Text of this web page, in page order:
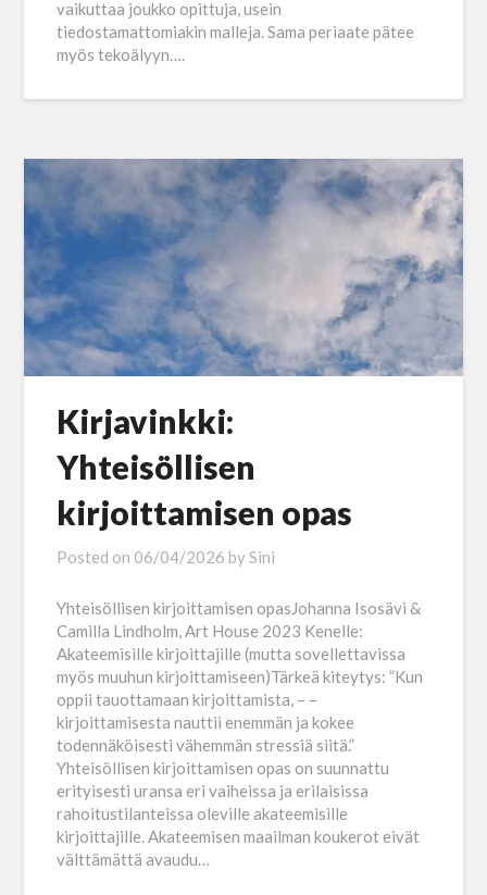
vaikuttaa joukko opittuja, usein
tiedostamattomiakin malleja. Sama periaate pätee
myös tekoälyyn….
Kirjavinkki:
Yhteisöllisen
kirjoittamisen opas
Posted on 06/04/2026 bySini
Yhteisöllisen kirjoittamisen opasJohanna Isosävi &
Camilla Lindholm, Art House 2023 Kenelle:
Akateemisille kirjoittajille (mutta sovellettavissa
myös muuhun kirjoittamiseen)Tärkeä kiteytys: ”Kun
oppii tauottamaan kirjoittamista, – –
kirjoittamisesta nauttii enemmän ja kokee
todennäköisesti vähemmän stressiä siitä.”
Yhteisöllisen kirjoittamisen opas on suunnattu
erityisesti uransa eri vaiheissa ja erilaisissa
rahoitustilanteissa oleville akateemisille
kirjoittajille. Akateemisen maailman koukerot eivät
välttämättä avaudu…